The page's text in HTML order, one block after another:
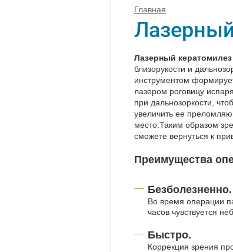
Главная
Лазерный
близорукости и
инструментом
лазером роговицу
при дальнозоркости,
увеличить ее
место.Таким образом
сможете вернуться к
Преимущества
Безболезненно.
Во время операции
часов чувствуется
Быстро.
Коррекция зрения